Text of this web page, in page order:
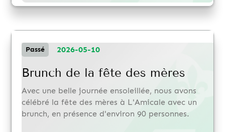
Passé 2026-05-10
Brunch de la fête des mères
Avec une belle journée ensoleillée, nous avons
célébré la fête des mères à L'Amicale avec un
brunch, en présence d'environ 90 personnes.